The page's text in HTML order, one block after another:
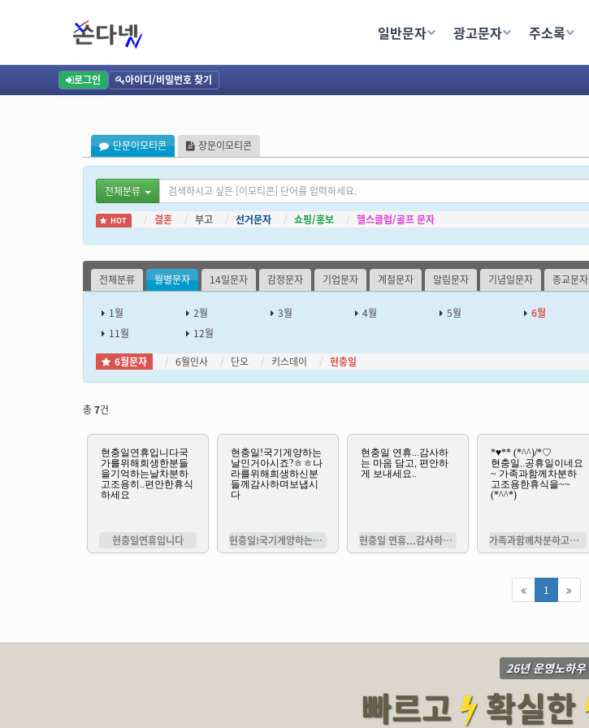
문자보내기,문자전송, 문자발송, SMS, LMS, MMS, 문자보내기, 단체문자, 단체문자전송, 단체문자발송,단체문자사이트,문자사이트, 대량문자
문자전송,단체문자빌송,대량문자전송, 웹문자사이트,인터넷,컴퓨터로 문자메세지보내기,LMS문자,MMS문자,단체문자
일반문자 광고문자 주소록
로그인 아이디/비밀번호 찾기
단문이모티콘 장문이모티콘
전체분류
HOT 결혼 부고 선거문자 쇼핑/홍보 헬스클럽/골프 문자
전체분류 월별문자 14일문자 감정문자 기업문자 계절문자 알림문자 기념일문자 종교문자
1월 2월 3월 4월 5월 6월
11월
12월
6월문자
6월인사 단오 키스데이 현충일
총7건
현충일연휴입니다 현충일!국기게양하는날인거아시죠? 현충일 연휴...감사하는 마음 담고, 가족과함께차분하고조용한휴식을
1
26년 운영노하우
빠르고 확실한